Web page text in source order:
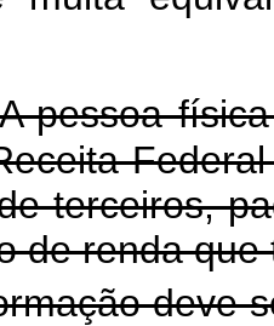
pessoa
terceiros,
de renda que
deve